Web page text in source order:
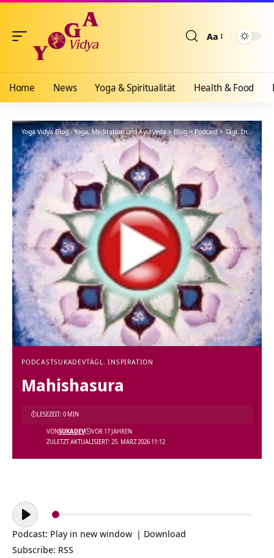
Aa
Home News Yoga & Spiritualität Health & Food
Yoga Vidya Blog - Yoga, Meditation und Ayurveda>Blog>Podcast>Tägl. Inspiration
PODCASTSUKADEVTÄGL. INSPIRATION
Mahishasura
ZULETZT AKTUALISIERT: 25. MÄRZ 2026 11:12
VONSUKADEV VOR 17 JAHREN
LESEZEIT: 0 MIN
Audio-
Player
Podcast: Play in new window | Download
Subscribe: RSS